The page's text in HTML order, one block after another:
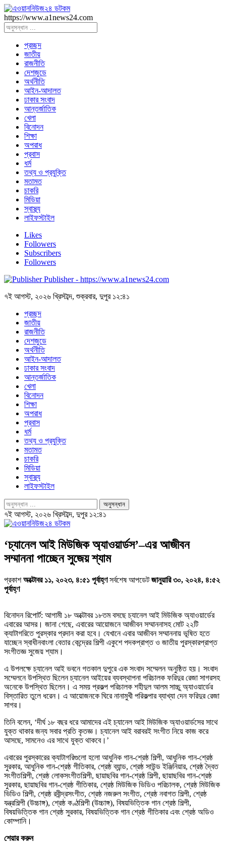
https://www.a1news24.com
প্রচ্ছদ
জাতীয়
রাজনীতি
দেশজুডে
অর্থনীতি
আইন-আদালত
ঢাকার সংবাদ
আন্তর্জাতিক
খেলা
বিনোদন
শিক্ষা
অপরাধ
প্রবাস
ধর্ম
তথ্য ও প্রযুক্তি
মতামত
চাকরি
মিডিয়া
স্বাস্থ্য
লাইফস্টাইল
Likes
Followers
Subscribers
Followers
Publisher - https://www.a1news24.com
৭ই আগস্ট, ২০২৬ খ্রিস্টাব্দ, শুক্রবার, দুপুর ১২:৪১
প্রচ্ছদ
জাতীয়
রাজনীতি
দেশজুডে
অর্থনীতি
আইন-আদালত
ঢাকার সংবাদ
আন্তর্জাতিক
খেলা
বিনোদন
শিক্ষা
অপরাধ
প্রবাস
ধর্ম
তথ্য ও প্রযুক্তি
মতামত
চাকরি
মিডিয়া
স্বাস্থ্য
লাইফস্টাইল
৭ই আগস্ট, ২০২৬ খ্রিস্টাব্দ, দুপুর ১২:৪১
‘চ্যানেল আই মিউজিক অ্যাওয়ার্ডস’–এর আজীবন
সম্মাননা পাচ্ছেন সুজেয় শ্যাম
প্রকাশঅক্টোবর ১১, ২০২৩, ৪:৫১ পূর্বাহ্ণ সর্বশেষ আপডেটজানুয়ারি ৩০, ২০২৪, ৪:৫২
পূর্বাহ্ণ
বিনোদন রিপোর্ট: আগামী ১৮ অক্টোবর ১৮তম বসছে চ্যানেল আই মিউজিক অ্যাওয়ার্ডের
এবারের আসর। জানা গেছে, এবারের আয়োজনে আজীবন সম্মাননাসহ মোট ২২টি
ক্যাটাগরিতে পুরস্কার প্রদান করা হবে। যেখানে এবার আজীবন সম্মাননায় ভূষিত হতে
যাচ্ছেন স্বাধীনবাংলা বেতার কেন্দ্রের শিল্পী একুশে পদকপ্রাপ্ত ও জাতীয় পুরস্কারপ্রাপ্ত
সংগীতজ্ঞ সুজেয় শ্যাম।
এ উপলক্ষে চ্যানেল আই ভবনে গতকাল দুপুরে এক সংবাদ সম্মেলন অনুষ্ঠিত হয়। সংবাদ
সম্মেলনে উপস্থিত ছিলেন চ্যানেল আইয়ের ব্যবস্থাপনা পরিচালক ফরিদুর রেজা সাগরসহ
অনেকে উপস্থিত ছিলেন। এ সময় প্রকল্প পরিচালক শহীদুল আলম সাচ্চু অ্যাওয়ার্ডের
বিস্তারিত তুলে ধরেন। এ আয়োজনকে ঘিরে নানামুখী পরিকল্পার ব্যাখ্যা দেন ফরিদুর রেজা
সাগর।
তিনি বলেন, ‘দীর্ঘ ১৮ বছর ধরে আমাদের এই চ্যানেল আই মিউজিক অ্যাওয়ার্ডসের সাথে
যুক্ত থাকার জন্য সবার প্রতি কৃতজ্ঞ। চ্যানেল আই বরাবরই সংগীত নিয়ে কাজ করে
আসছে, সামনেও এর সাথে যুক্ত থাকবে।’
এবারের পুরস্কারের ক্যাটাগরিগুলো হলো আধুনিক গান-শ্রেষ্ঠ শিল্পী, আধুনিক গান-শ্রেষ্ঠ
সুরকার, আধুনিক গান-শ্রেষ্ঠ গীতিকার, শ্রেষ্ঠ ব্যান্ড, শ্রেষ্ঠ সাউন্ড ইঞ্জিনিয়ার, শ্রেষ্ঠ দ্বৈত
সংগীতশিল্পী, শ্রেষ্ঠ লোকসংগীতশিল্পী, ছায়াছবির গান-শ্রেষ্ঠ শিল্পী, ছায়াছবির গান-শ্রেষ্ঠ
সুরকার, ছায়াছবির গান-শ্রেষ্ঠ গীতিকার, শ্রেষ্ঠ মিউজিক ভিডিও পরিচালক, শ্রেষ্ঠ মিউজিক
ভিডিও শিল্পী, শ্রেষ্ঠ রবীন্দ্রসংগীত, শ্রেষ্ঠ নজরুল সংগীত, শ্রেষ্ঠ নবাগত শিল্পী, শ্রেষ্ঠ
যন্ত্রশিল্পী (উচ্চাঙ্গ), শ্রেষ্ঠ কণ্ঠশিল্পী (উচ্চাঙ্গ), বিষয়ভিত্তিক গান শ্রেষ্ঠ শিল্পী,
বিষয়ভিত্তিক গান শ্রেষ্ঠ সুরকার, বিষয়ভিত্তিক গান শ্রেষ্ঠ গীতিকার এবং শ্রেষ্ঠ অডিও
কোম্পানি।
শেয়ার করুন